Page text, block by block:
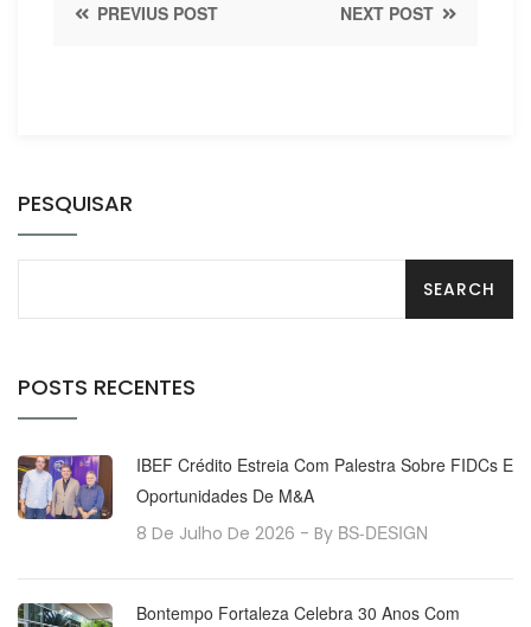
PREVIUS POST NEXT POST
PESQUISAR
POSTS RECENTES
IBEF Crédito Estreia Com Palestra Sobre FIDCs E
Oportunidades De M&A
8 De Julho De 2026 - By BS-DESIGN
Bontempo Fortaleza Celebra 30 Anos Com